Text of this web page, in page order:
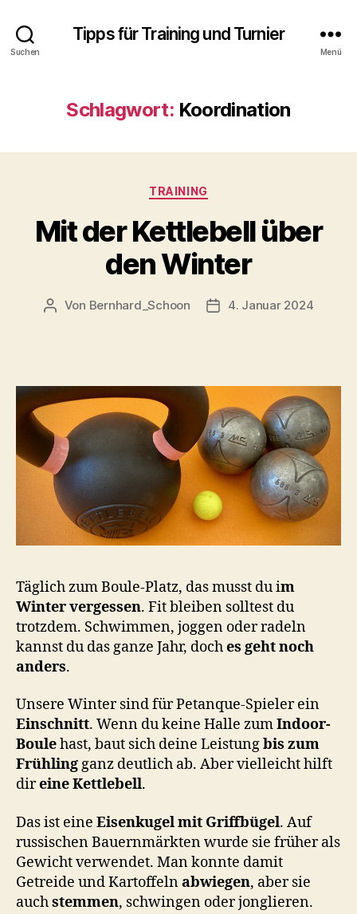
Suchen
Tipps für Training und Turnier
Menü
Schlagwort: Koordination
Kategorien
TRAINING
Mit der Kettlebell über
den Winter
Beitragsautor
Von Bernhard_Schoon Veröffentlichungsdatum
4. Januar 2024
Täglich zum Boule-Platz, das musst du im
Winter vergessen. Fit bleiben solltest du
trotzdem. Schwimmen, joggen oder radeln
kannst du das ganze Jahr, doches geht noch
anders.
Unsere Winter sind für Petanque-Spieler ein
Einschnitt. Wenn du keine Halle zumIndoor-
Boulehast, baut sich deine Leistungbis zum
Frühlingganz deutlich ab. Aber vielleicht hilft
direine Kettlebell.
Das ist eine Eisenkugel mit Griffbügel. Auf
russischen Bauernmärkten wurde sie früher als
Gewicht verwendet. Man konnte damit
Getreide und Kartoffelnabwiegen, aber sie
auchstemmen, schwingen oder jonglieren.